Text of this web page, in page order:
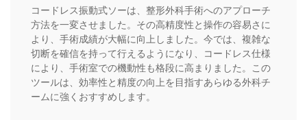
コードレス振動式ソーは、整形外科手術へのアプローチ
方法を一変させました。その高精度性と操作の容易さに
より、手術成績が大幅に向上しました。今では、複雑な
切断を確信を持って行えるようになり、コードレス仕様
により、手術室での機動性も格段に高まりました。この
ツールは、効率性と精度の向上を目指すあらゆる外科チ
ームに強くおすすめします。